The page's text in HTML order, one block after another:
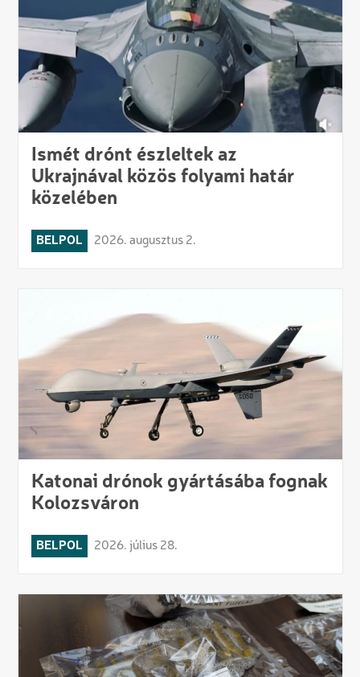
Ismét drónt észleltek az
Ukrajnával közös folyami határ
közelében
BELPOL 2026. augusztus 2.
Katonai drónok gyártásába fognak
Kolozsváron
BELPOL 2026. július 28.